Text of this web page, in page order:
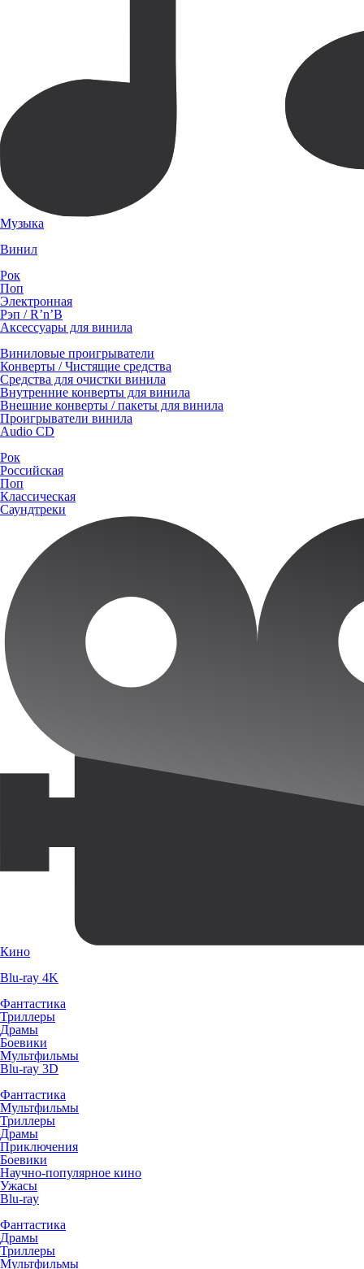
Музыка
Винил
Рок
Поп
Электронная
Рэп / R’n’B
Аксессуары для винила
Виниловые проигрыватели
Конверты / Чистящие средства
Средства для очистки винила
Внутренние конверты для винила
Внешние конверты / пакеты для винила
Проигрыватели винила
Audio CD
Рок
Российская
Поп
Классическая
Саундтреки
Кино
Blu-ray 4K
Фантастика
Триллеры
Драмы
Боевики
Мультфильмы
Blu-ray 3D
Фантастика
Мультфильмы
Триллеры
Драмы
Приключения
Боевики
Научно-популярное кино
Ужасы
Blu-ray
Фантастика
Драмы
Триллеры
Мультфильмы